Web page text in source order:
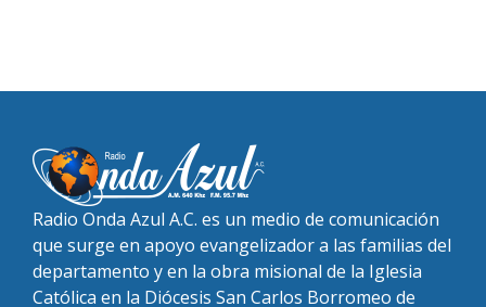
Radio Onda Azul A.C. es un medio de comunicación
que surge en apoyo evangelizador a las familias del
departamento y en la obra misional de la Iglesia
Católica en la Diócesis San Carlos Borromeo de